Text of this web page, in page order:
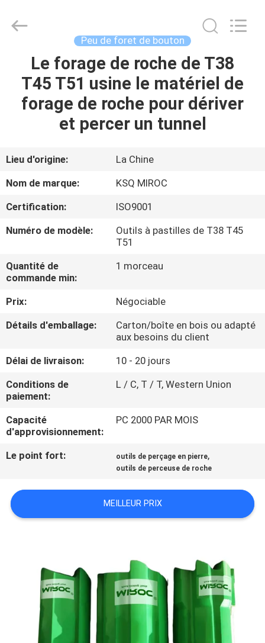
MAISON
DES
PRODUITS
AU
SUJET
DE
VISITE
D'USINE
DE
QUALITÉ
CONTACTEZ-
NOUS
DEMANDEZ
CITATION
PRIVACY
POLICY
(Beijing)
Peu de foret de bouton
Le forage de roche de T38
T45 T51 usine le matériel de
forage de roche pour dériver
et percer un tunnel
Lieu d'origine:
La Chine
Nom de marque:
KSQ MIROC
Certification:
ISO9001
Numéro de modèle:
Outils à pastilles de T38 T45
T51
Quantité de
commande min:
1 morceau
Prix:
Négociable
Détails d'emballage:
Carton/boîte en bois ou adapté
aux besoins du client
Délai de livraison:
10 - 20 jours
Conditions de
paiement:
L / C, T / T, Western Union
Capacité
d'approvisionnement:
PC 2000 PAR MOIS
Le point fort: outils de perçage en pierre,
outils de perceuse de roche
MEILLEUR PRIX